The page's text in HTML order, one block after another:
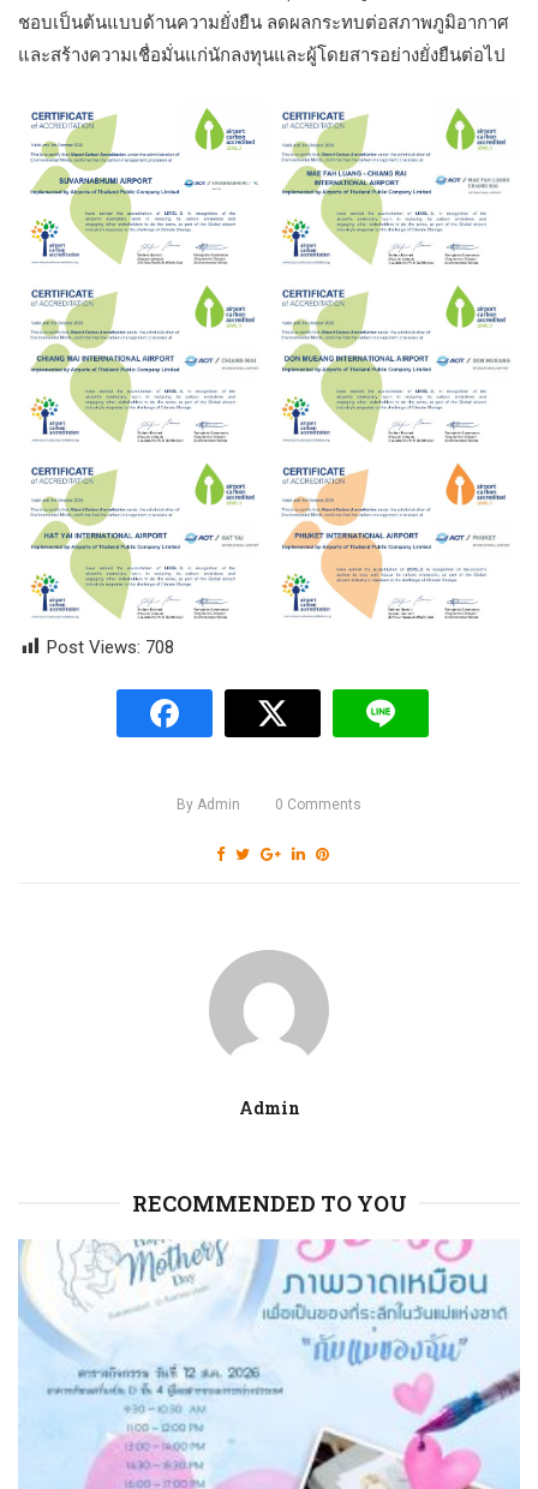
ชอบเป็นต้นแบบด้านความยั่งยืน ลดผลกระทบต่อสภาพภูมิอากาศ
และสร้างความเชื่อมั่นแก่นักลงทุนและผู้โดยสารอย่างยั่งยืนต่อไป
Post Views: 708
By Admin 0 Comments
Admin
RECOMMENDED TO YOU